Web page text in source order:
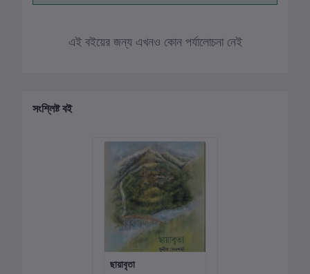
এই বইয়ের জন্য এখনও কোন পর্যালোচনা নেই
সংশ্লিষ্ট বই
কার্টে যোগ করুন
ছায়াবৃতা